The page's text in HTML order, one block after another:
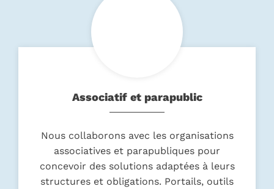
Associatif et parapublic
Nous collaborons avec les organisations
associatives et parapubliques pour
concevoir des solutions adaptées à leurs
structures et obligations. Portails, outils